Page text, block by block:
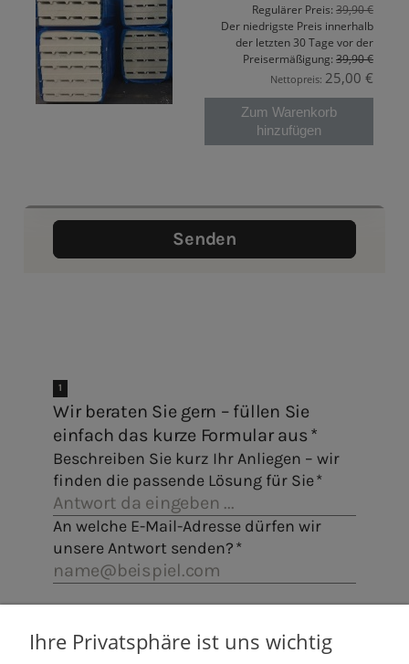
Regulärer Preis: 39,90 €
Der niedrigste Preis innerhalb
der letzten 30 Tage vor der
Preisermäßigung: 39,90 €
Nettopreis: 25,00 €
Zum Warenkorb
hinzufügen
Ihre Privatsphäre ist uns wichtig